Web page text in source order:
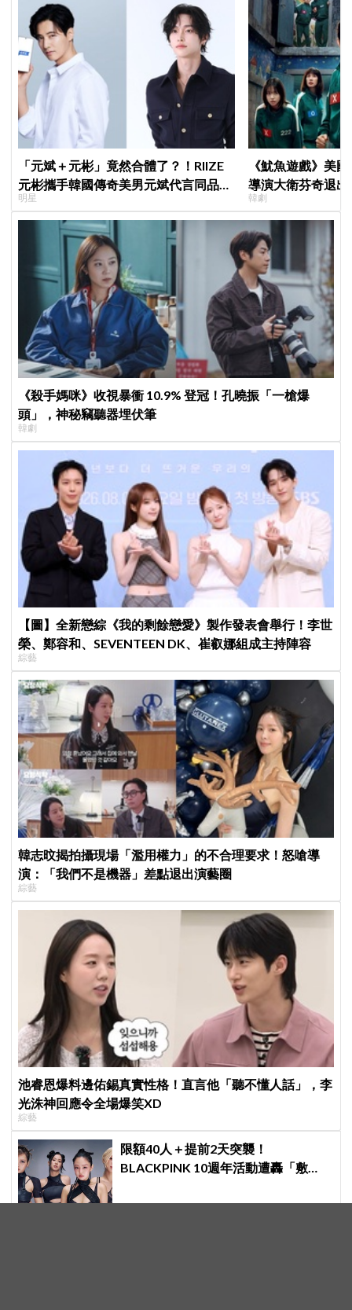
「元斌＋元彬」竟然合體了？！RIIZE
元彬攜手韓國傳奇美男元斌代言同品
牌，韓網瘋喊：兩個帥哥來了！
明星
《魷魚遊戲》美
導演大衛芬奇退
聞也破局
韓劇
《殺手媽咪》收視暴衝 10.9% 登冠！孔曉振「一槍爆
頭」，神秘竊聽器埋伏筆
韓劇
【圖】全新戀綜《我的剩餘戀愛》製作發表會舉行！李世
榮、鄭容和、SEVENTEEN DK、崔叡娜組成主持陣容
綜藝
韓志旼揭拍攝現場「濫用權力」的不合理要求！怒嗆導
演：「我們不是機器」差點退出演藝圈
綜藝
池睿恩爆料邊佑錫真實性格！直言他「聽不懂人話」，李
光洙神回應令全場爆笑XD
綜藝
限額40人＋提前2天突襲！
BLACKPINK 10週年活動遭轟「敷
席